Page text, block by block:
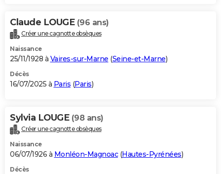
Claude LOUGE (96 ans)
Créer une cagnotte obsèques
Naissance
25/11/1928 à Vaires-sur-Marne (Seine-et-Marne)
Décès
16/07/2025 à Paris (Paris)
Sylvia LOUGE (98 ans)
Créer une cagnotte obsèques
Naissance
06/07/1926 à Monléon-Magnoac(Hautes-Pyrénées)
Décès